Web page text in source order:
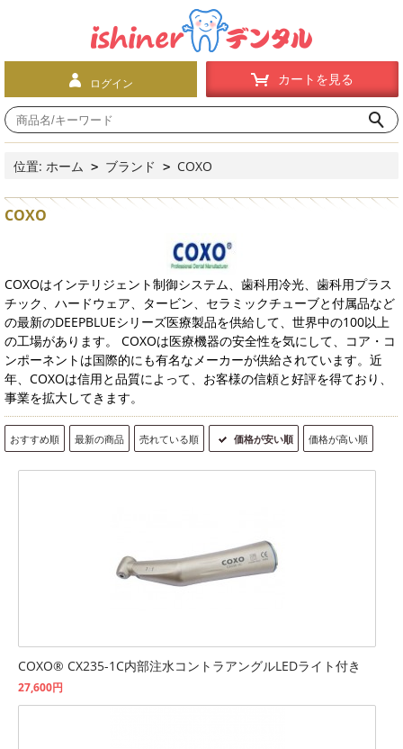
ログイン カートを見る
位置: ホーム > ブランド > COXO
COXO
COXOはインテリジェント制御システム、歯科用冷光、歯科用プラス
チック、ハードウェア、タービン、セラミックチューブと付属品など
の最新のDEEPBLUEシリーズ医療製品を供給して、世界中の100以上
の工場があります。 COXOは医療機器の安全性を気にして、コア・コ
ンポーネントは国際的にも有名なメーカーが供給されています。近
年、COXOは信用と品質によって、お客様の信頼と好評を得ており、
事業を拡大してきます。
おすすめ順 最新の商品 売れている順 価格が安い順 価格が高い順
COXO® CX235-1C内部注水コントラアングルLEDライト付き
27,600円